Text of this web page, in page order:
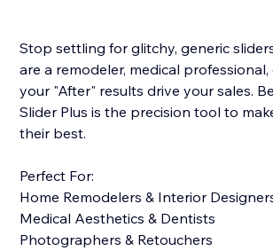
Stop settling for glitchy, generic
are a remodeler, medical professional,
your "After" results drive your sales.
Slider Plus is the precision tool to
their best.
Perfect For:
Home Remodelers & Interior
Medical Aesthetics & Dentists
Photographers & Retouchers